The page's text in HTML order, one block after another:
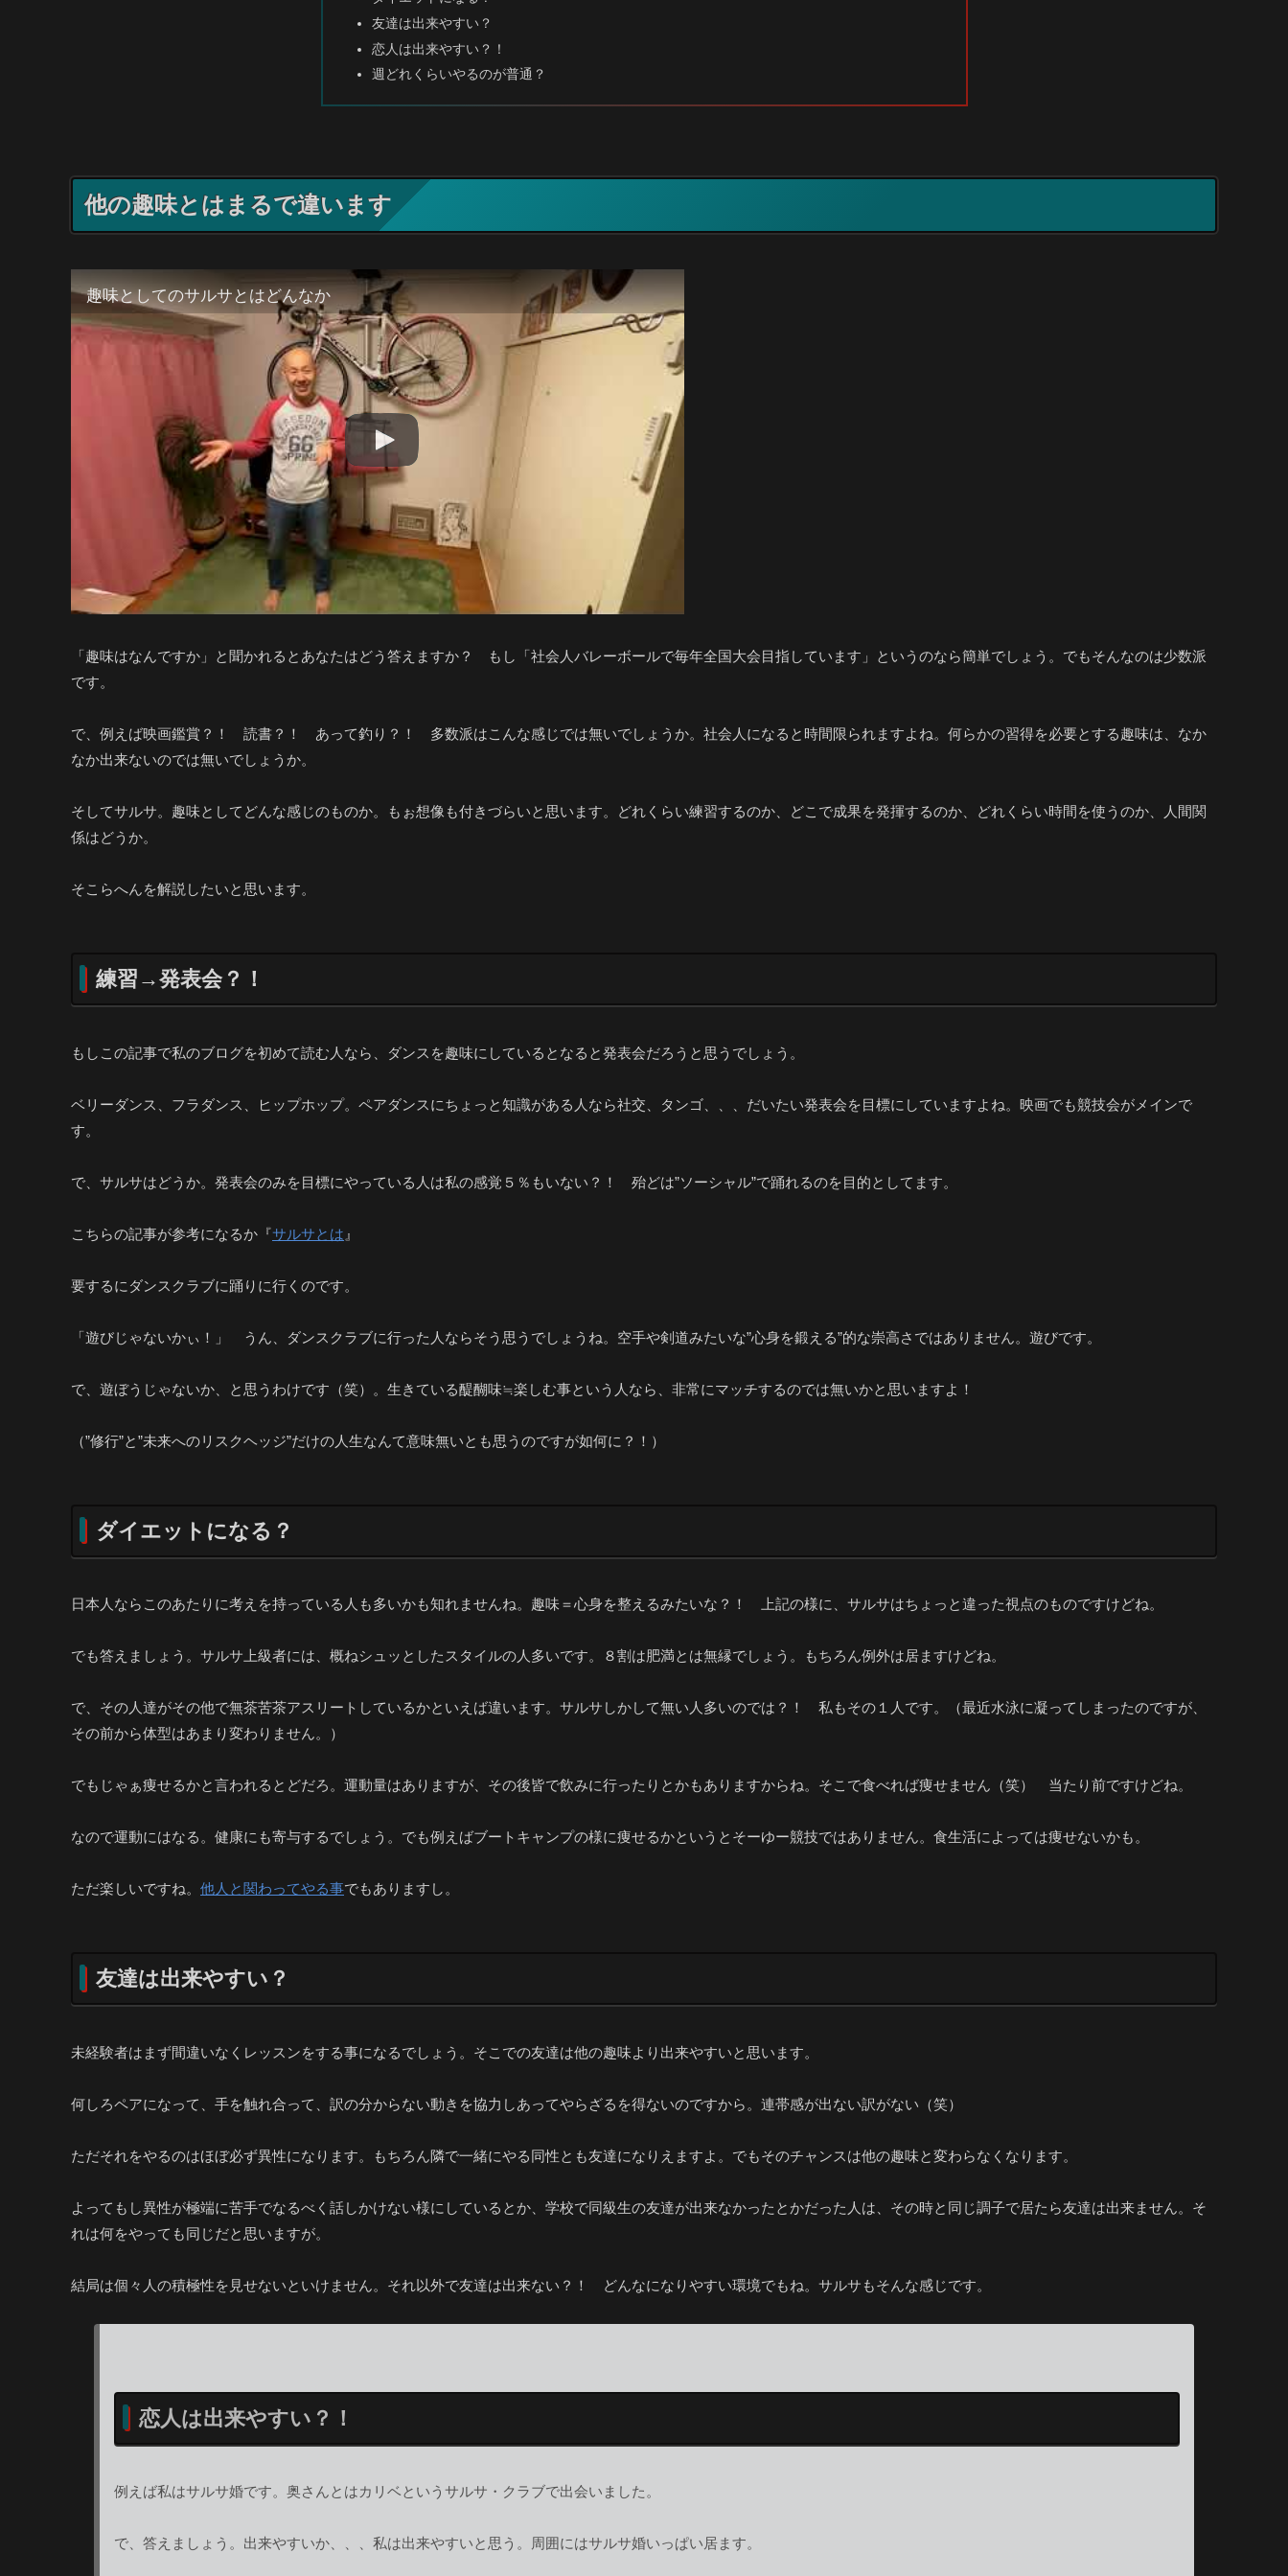
友達は出来やすい？
恋人は出来やすい？！
週どれくらいやるのが普通？
他の趣味とはまるで違います
趣味としてのサルサとはどんなか
「趣味はなんですか」と聞かれるとあなたはどう答えますか？ もし「社会人バレーボールで毎年全国大会目指しています」というのなら簡単でしょう。でもそんなのは少数派
です。
で、例えば映画鑑賞？！ 読書？！ あって釣り？！ 多数派はこんな感じでは無いでしょうか。社会人になると時間限られますよね。何らかの習得を必要とする趣味は、なか
なか出来ないのでは無いでしょうか。
そしてサルサ。趣味としてどんな感じのものか。もぉ想像も付きづらいと思います。どれくらい練習するのか、どこで成果を発揮するのか、どれくらい時間を使うのか、人間関
係はどうか。
そこらへんを解説したいと思います。
練習→発表会？！
もしこの記事で私のブログを初めて読む人なら、ダンスを趣味にしているとなると発表会だろうと思うでしょう。
ベリーダンス、フラダンス、ヒップホップ。ペアダンスにちょっと知識がある人なら社交、タンゴ、、、だいたい発表会を目標にしていますよね。映画でも競技会がメインで
す。
で、サルサはどうか。発表会のみを目標にやっている人は私の感覚５％もいない？！ 殆どは”ソーシャル”で踊れるのを目的としてます。
こちらの記事が参考になるか『サルサとは 』
要するにダンスクラブに踊りに行くのです。
「遊びじゃないかぃ！」 うん、ダンスクラブに行った人ならそう思うでしょうね。空手や剣道みたいな”心身を鍛える”的な崇高さではありません。遊びです。
で、遊ぼうじゃないか、と思うわけです（笑）。生きている醍醐味≒楽しむ事という人なら、非常にマッチするのでは無いかと思いますよ！
（”修行”と”未来へのリスクヘッジ”だけの人生なんて意味無いとも思うのですが如何に？！）
ダイエットになる？
日本人ならこのあたりに考えを持っている人も多いかも知れませんね。趣味＝心身を整えるみたいな？！ 上記の様に、サルサはちょっと違った視点のものですけどね。
でも答えましょう。サルサ上級者には、概ねシュッとしたスタイルの人多いです。８割は肥満とは無縁でしょう。もちろん例外は居ますけどね。
で、その人達がその他で無茶苦茶アスリートしているかといえば違います。サルサしかして無い人多いのでは？！ 私もその１人です。（最近水泳に凝ってしまったのですが、
その前から体型はあまり変わりません。）
でもじゃぁ痩せるかと言われるとどだろ。運動量はありますが、その後皆で飲みに行ったりとかもありますからね。そこで食べれば痩せません（笑） 当たり前ですけどね。
なので運動にはなる。健康にも寄与するでしょう。でも例えばブートキャンプの様に痩せるかというとそーゆー競技ではありません。食生活によっては痩せないかも。
ただ楽しいですね。 他人と関わってやる事でもありますし。
友達は出来やすい？
未経験者はまず間違いなくレッスンをする事になるでしょう。そこでの友達は他の趣味より出来やすいと思います。
何しろペアになって、手を触れ合って、訳の分からない動きを協力しあってやらざるを得ないのですから。連帯感が出ない訳がない（笑）
ただそれをやるのはほぼ必ず異性になります。もちろん隣で一緒にやる同性とも友達になりえますよ。でもそのチャンスは他の趣味と変わらなくなります。
よってもし異性が極端に苦手でなるべく話しかけない様にしているとか、学校で同級生の友達が出来なかったとかだった人は、その時と同じ調子で居たら友達は出来ません。そ
れは何をやっても同じだと思いますが。
結局は個々人の積極性を見せないといけません。それ以外で友達は出来ない？！ どんなになりやすい環境でもね。サルサもそんな感じです。
恋人は出来やすい？！
例えば私はサルサ婚です。奥さんとはカリベというサルサ・クラブで出会いました。
で、答えましょう。出来やすいか、、、私は出来やすいと思う。周囲にはサルサ婚いっぱい居ます。